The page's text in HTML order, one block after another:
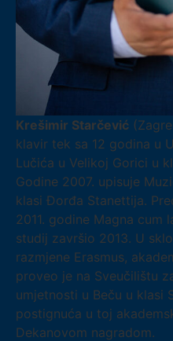
Krešimir Starčević
klavir tek sa 12 godina u
Lučića u Velikoj Gorici u
Godine 2007. upisuje
klasi Đorđa Stanettija.
2011. godine Magna cum
studij završio 2013. U
razmjene Erasmus,
proveo je na Sveučilištu
umjetnosti u Beču u klasi
postignuća u toj
Dekanovom nagradom.